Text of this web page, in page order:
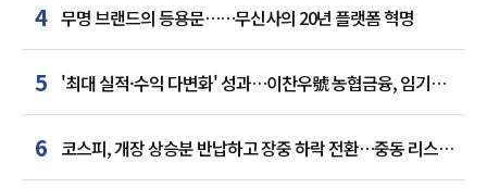
4 무명 브랜드의 등용문……무신사의 20년 플랫폼 혁명
5 '최대 실적·수익 다변화' 성과…이찬우號 농협금융, 임기
말년 성장 박차
6 코스피, 개장 상승분 반납하고 장중 하락 전환…중동 리스크·
美 경계감